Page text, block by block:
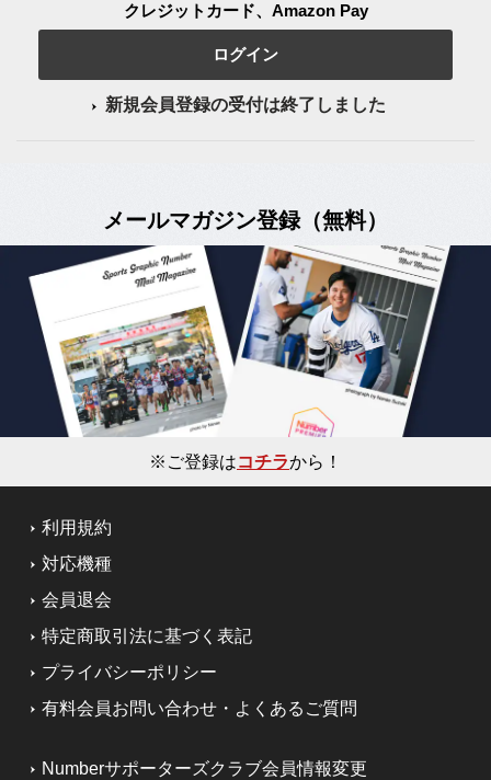
クレジットカード、Amazon Pay
ログイン
新規会員登録の受付は終了しました
メールマガジン登録（無料）
※ご登録はコチラから！
利用規約
対応機種
会員退会
特定商取引法に基づく表記
プライバシーポリシー
有料会員お問い合わせ・よくあるご質問
Numberサポーターズクラブ会員情報変更